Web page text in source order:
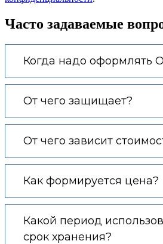
данных.
Часто задаваемые
Когда надо оформлять
От чего защищает?
От чего зависит
Как формируется цена?
Какой период
срок хранения?